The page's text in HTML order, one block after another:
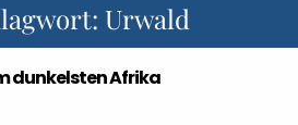
Urwald
dunkelsten Afrika